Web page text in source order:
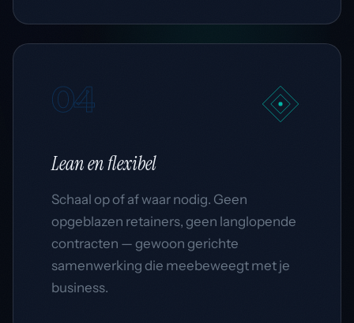
04
Leanen flexibel
Schaal op of af waar nodig. Geen
opgeblazen retainers, geen langlopende
contracten — gewoon gerichte
samenwerking die meebeweegt met je
business.